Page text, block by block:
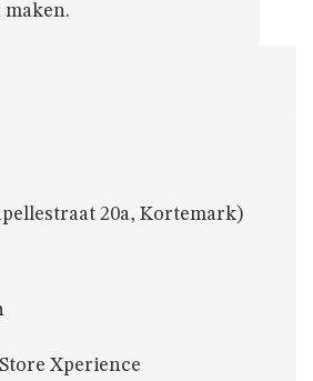
maken.
20a, Kortemark)
Xperience